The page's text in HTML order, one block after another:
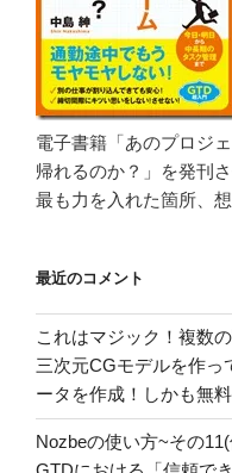
電子書籍「あのプロジ
帰れるのか？」を発刊
最も力を入れた箇所、
最近のコメント
これはマジック！複数
三次元CGモデルを作っ
ータを作成！しかも無
Nozbeの使い方~その